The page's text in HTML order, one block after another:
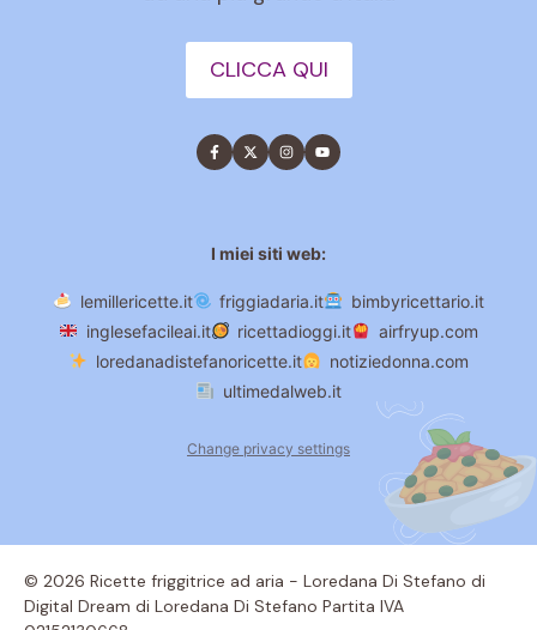
CLICCA QUI
I miei siti web:
lemillericette.it friggiadaria.it
bimbyricettario.it
inglesefacileai.it
ricettadioggi.it
airfryup.com
loredanadistefanoricette.it
notiziedonna.com
ultimedalweb.it
Change privacy settings
© 2026 Ricette friggitrice ad aria - Loredana Di Stefano di
Digital Dream di Loredana Di Stefano Partita IVA